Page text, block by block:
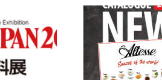
CATALOGUE 2024